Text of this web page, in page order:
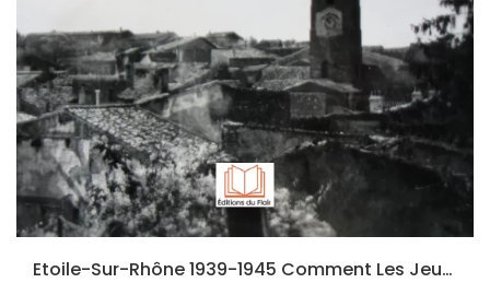
Etoile-Sur-Rhône 1939-1945 Comment Les Jeunes Étoiliens Libèrent Valence